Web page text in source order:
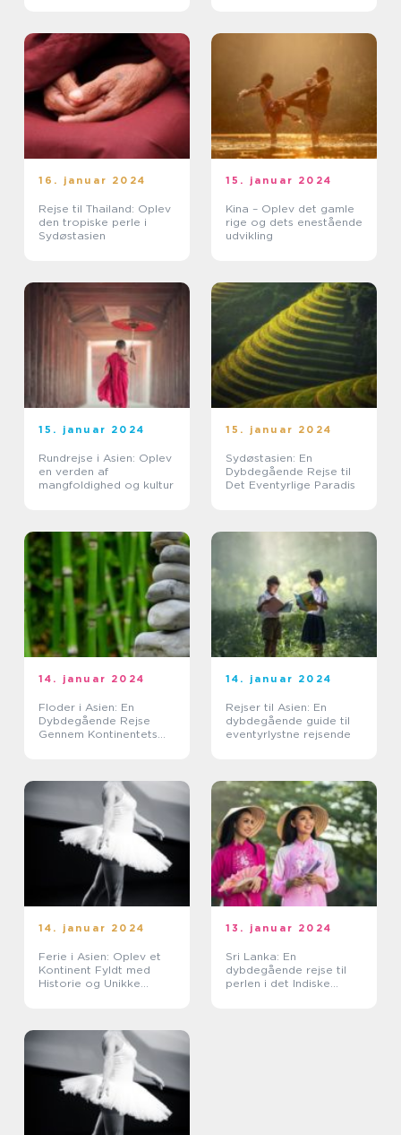
16. januar 2024
Rejse til Thailand: Oplev
den tropiske perle i
Sydøstasien
15. januar 2024
Kina – Oplev det gamle
rige og dets enestående
udvikling
15. januar 2024
Rundrejse i Asien: Oplev
en verden af
mangfoldighed og kultur
15. januar 2024
Sydøstasien: En
Dybdegående Rejse til
Det Eventyrlige Paradis
14. januar 2024
Floder i Asien: En
Dybdegående Rejse
Gennem Kontinentets
14. januar 2024
Rejser til Asien: En
dybdegående guide til
eventyrlystne rejsende
14. januar 2024
Ferie i Asien: Oplev et
Kontinent Fyldt med
Historie og Unikke
13. januar 2024
Sri Lanka: En
dybdegående rejse til
perlen i det Indiske